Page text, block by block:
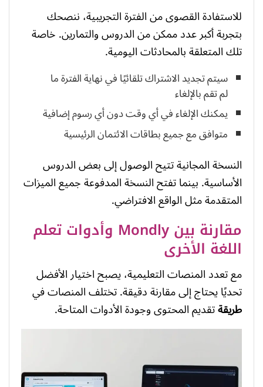
للاستفادة القصوى من الفترة التجريبية، ننصحك
بتجربة أكبر عدد ممكن من الدروس والتمارين. خاصة
تلك المتعلقة بالمحادثات اليومية.
سيتم تجديد الاشتراك تلقائيًا في نهاية الفترة ما
لم تقم بالإلغاء
يمكنك الإلغاء في أي وقت دون أي رسوم إضافية
متوافق مع جميع بطاقات الائتمان الرئيسية
النسخة المجانية تتيح الوصول إلى بعض الدروس
الأساسية. بينما تفتح النسخة المدفوعة جميع الميزات
المتقدمة مثل الواقع الافتراضي.
مقارنة بين Mondly وأدوات تعلم
اللغة الأخرى
مع تعدد المنصات التعليمية، يصبح اختيار الأفضل
تحديًا يحتاج إلى مقارنة دقيقة. تختلف المنصات في
طريقةتقديم المحتوى وجودة الأدوات المتاحة.